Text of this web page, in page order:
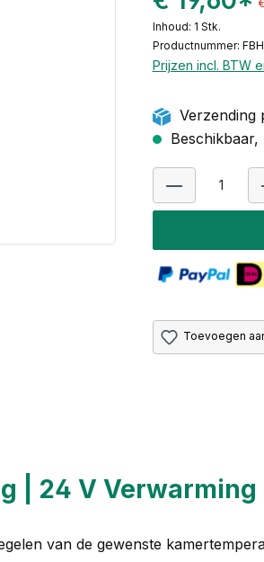
Inhoud: 1 Stk.
Productnummer:
Prijzen incl. BTW
Verzending
Toevoegen
| 24 V
van de gewenste